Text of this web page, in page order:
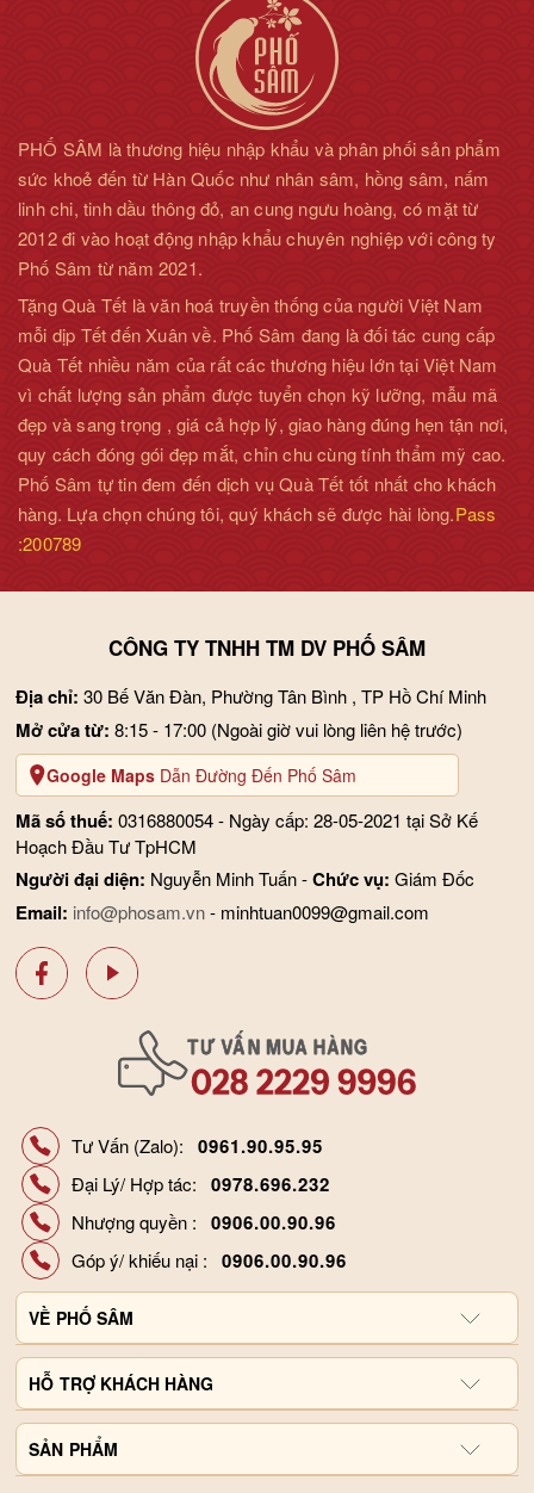
PHỐ SÂM là thương hiệu nhập khẩu và phân phối sản phẩm
sức khoẻ đến từ Hàn Quốc như nhân sâm, hồng sâm, nấm
linh chi, tinh dầu thông đỏ, an cung ngưu hoàng, có mặt từ
2012 đi vào hoạt động nhập khẩu chuyên nghiệp với công ty
Phố Sâm từ năm 2021.
Tặng Quà Tết là văn hoá truyền thống của người Việt Nam
mỗi dịp Tết đến Xuân về. Phố Sâm đang là đối tác cung cấp
Quà Tết nhiều năm của rất các thương hiệu lớn tại Việt Nam
vì chất lượng sản phẩm được tuyển chọn kỹ lưỡng, mẫu mã
đẹp và sang trọng , giá cả hợp lý, giao hàng đúng hẹn tận nơi,
quy cách đóng gói đẹp mắt, chỉn chu cùng tính thẩm mỹ cao.
Phố Sâm tự tin đem đến dịch vụ Quà Tết tốt nhất cho khách
hàng. Lựa chọn chúng tôi, quý khách sẽ được hài lòng.Pass
:200789
CÔNG TY TNHH TM DV PHỐ SÂM
Địa chỉ: 30 Bế Văn Đàn, Phường Tân Bình , TP Hồ Chí Minh
Mở cửa từ:8:15 - 17:00 (Ngoài giờ vui lòng liên hệ trước)
Google Maps Dẫn Đường Đến Phố Sâm
Mã số thuế: 0316880054 - Ngày cấp: 28-05-2021 tại Sở Kế
Hoạch Đầu Tư TpHCM
Người đại diện: Nguyễn Minh Tuấn -Chức vụ: Giám Đốc
Email: info@phosam.vn- minhtuan0099@gmail.com
Tư Vấn (Zalo):0961.90.95.95
Đại Lý/ Hợp tác:0978.696.232
Nhượng quyền :0906.00.90.96
Góp ý/ khiếu nại :0906.00.90.96
VỀ PHỐ SÂM
Giới thiệu công ty
Hợp tác đại lý
Liên hệ, góp ý
HỖ TRỢ KHÁCH HÀNG
Chính sách và quy định
Hình thức thanh toán
SẢN PHẨM